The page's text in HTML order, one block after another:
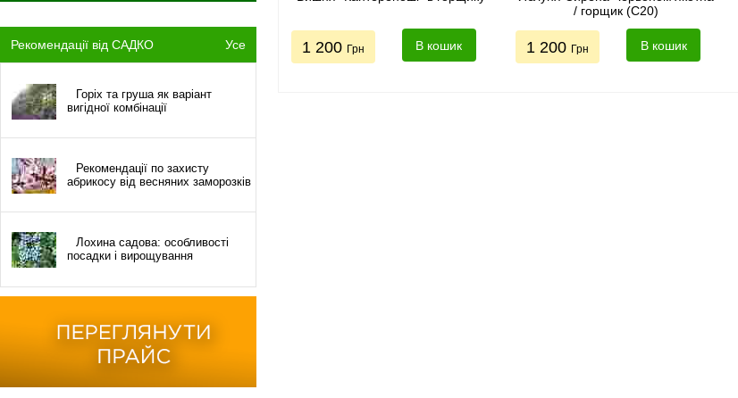
Рекомендації від САДКО Усе
Горіх та груша як варіант
вигідної комбінації
Рекомендації по захисту
абрикосу від весняних заморозків
Лохина садова: особливості
посадки і вирощування
1 200 Грн В кошик
/ горщик (С20)
1 200 Грн В кошик